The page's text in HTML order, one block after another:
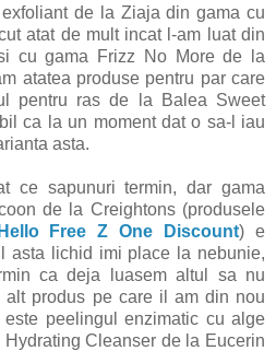
de la Ziaja din gama cu
atat de mult incat l-am luat din
cu gama Frizz No More de la
atatea produse pentru par care
pentru ras de la Balea Sweet
ca la un moment dat o sa-l iau
asta.
ce sapunuri termin, dar gama
de la Creightons (produsele
Hello Free Z One Discount) e
asta lichid imi place la nebunie,
ca deja luasem altul sa nu
alt produs pe care il am din nou
peelingul enzimatic cu alge
Cleanser de la Eucerin